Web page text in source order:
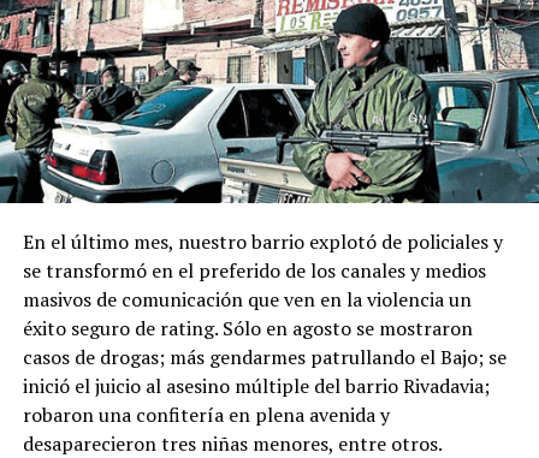
En el último mes, nuestro barrio explotó de policiales y
se transformó en el preferido de los canales y medios
masivos de comunicación que ven en la violencia un
éxito seguro de rating. Sólo en agosto se mostraron
casos de drogas; más gendarmes patrullando el Bajo; se
inició el juicio al asesino múltiple del barrio Rivadavia;
robaron una confitería en plena avenida y
desaparecieron tres niñas menores, entre otros.